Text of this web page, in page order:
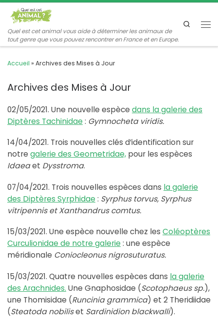
Passer au contenu
Quel est cet animal vous aide à déterminer les animaux de
tout genre que vous pouvez rencontrer en France et en Europe.
Search
Accueil » Archives des Mises à Jour
Archives des Mises à Jour
02/05/2021. Une nouvelle espèce dans la galerie des
Diptères Tachinidae : Gymnocheta viridis.
14/04/2021. Trois nouvelles clés d’identification sur
notre galerie des Geometridae, pour les espèces
Idaeaet Dysstroma.
07/04/2021. Trois nouvelles espèces dans la galerie
des Diptères Syrphidae : Syrphus torvus, Syrphus
vitripennis et Xanthandrus comtus.
15/03/2021. Une espèce nouvelle chez les Coléoptères
Curculionidae de notre galerie : une espèce
méridionale Coniocleonus nigrosuturatus.
15/03/2021. Quatre nouvelles espèces dans la galerie
des Arachnides. Une Gnaphosidae (Scotophaeus sp.),
une Thomisidae (Runcinia grammica) et 2 Theridiidae
(Steatoda nobiliset Sardinidion blackwalli).